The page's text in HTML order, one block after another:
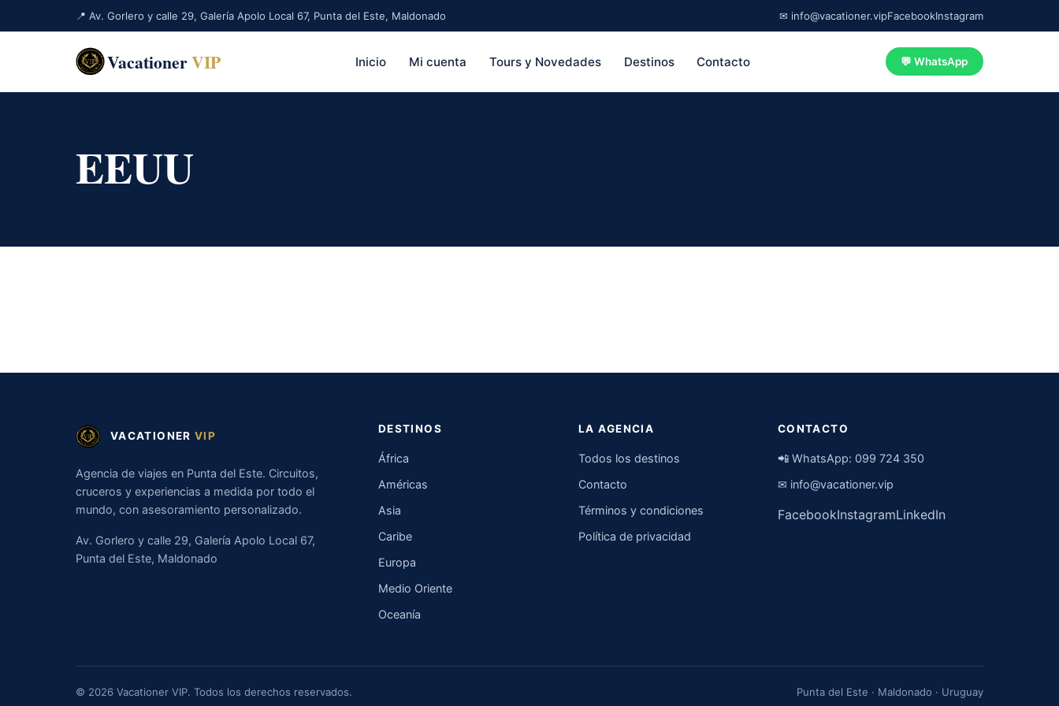
📍 Av. Gorlero y calle 29, Galería Apolo Local 67, Punta del Este, Maldonado ✉ info@vacationer.vipFacebookInstagram
VacationerVIP Inicio Mi cuenta Tours y Novedades Destinos Contacto 💬 WhatsApp
EEUU
VACATIONER VIP
Agencia de viajes en Punta del Este. Circuitos,
cruceros y experiencias a medida por todo el
mundo, con asesoramiento personalizado.
Av. Gorlero y calle 29, Galería Apolo Local 67,
Punta del Este, Maldonado
DESTINOS
África
Américas
Asia
Caribe
Europa
Medio Oriente
Oceanía
LA AGENCIA
Todos los destinos
Contacto
Términos y condiciones
Política de privacidad
CONTACTO
📲 WhatsApp: 099 724 350
✉ info@vacationer.vip
FacebookInstagramLinkedIn
© 2026 Vacationer VIP. Todos los derechos reservados. Punta del Este · Maldonado · Uruguay